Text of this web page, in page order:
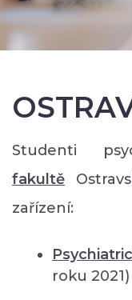
Studenti
fakultě
zařízení:
roku 2021)